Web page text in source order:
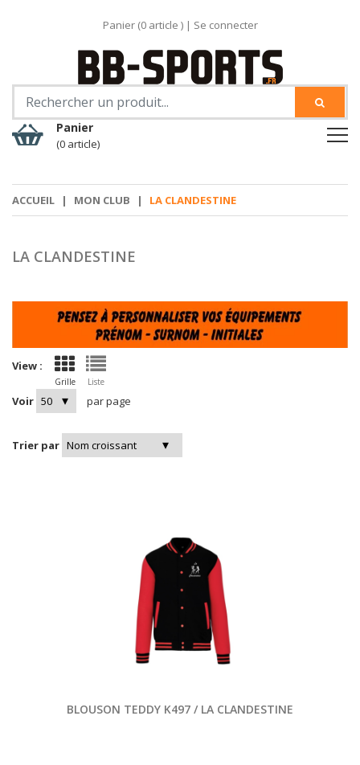
Panier (0article ) | Se connecter
Panier
(0 article)
ACCUEIL | MON CLUB | LA CLANDESTINE
LA CLANDESTINE
View :
Grille Liste
Voir par page
Trier par
BLOUSON TEDDY K497 / LA CLANDESTINE